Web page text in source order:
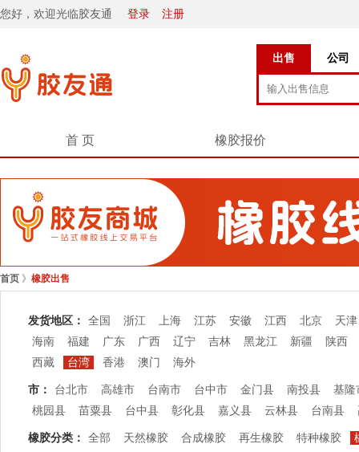
您好，欢迎光临胶友通 登录 注册
出售 公司
首 页 橡胶报价
首页 》 橡胶出售
发货地区： 全国 浙江 上海 江苏 安徽 江西 北京
天津
海南
福建 广东 广西 辽宁 吉林 黑龙江 新疆
陕西
西藏
台湾 香港 澳门 海外
市： 台北市 高雄市 台南市 台中市 金门县 南投县
基隆
桃园县
苗粟县 台中县 彰化县 嘉义县 云林县 台南县
橡胶分类： 全部 天然橡胶 合成橡胶 再生橡胶 特种橡胶